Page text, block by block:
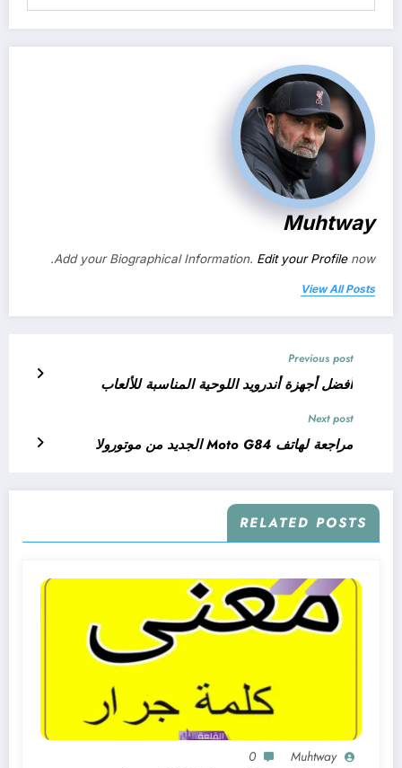
Muhtway
Add your Biographical Information. Edit your Profilenow.
View All Posts
Previous post
أفضل أجهزة أندرويد اللوحية المناسبة للألعاب
Next post
مراجعة لهاتف Moto G84 الجديد من موتورولا
RELATED POSTS
Muhtway
0